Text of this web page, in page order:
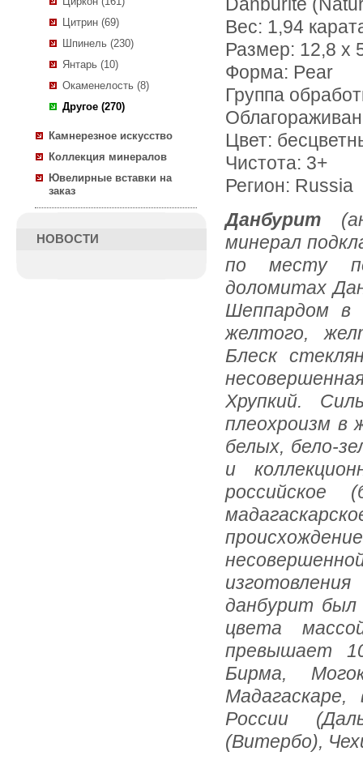
Цитрин (69)
Шпинель (230)
Янтарь (10)
Окаменелость (8)
Другое (270)
Камнерезное искусство
Коллекция минералов
Ювелирные вставки на
заказ
НОВОСТИ
Danburite
Вес: 1,94
Размер: 12,8 х
Форма: Pear
Группа
Цвет:
Чистота: 3+
Регион: Russia
Данбурит
минерал
по месту
доломитах
Шеппардом в
желтого,
Блеск
Хрупкий.
плеохроизм в
белых, бело-
и
данбурит
цвета
превышает
Бирма,
России
(Витербо),